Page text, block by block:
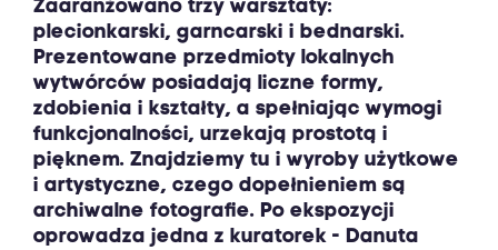
Zaaranżowano trzy warsztaty:
plecionkarski, garncarski i bednarski.
Prezentowane przedmioty lokalnych
wytwórców posiadają liczne formy,
zdobienia i kształty, a spełniając wymogi
funkcjonalności, urzekają prostotą i
pięknem. Znajdziemy tu i wyroby użytkowe
i artystyczne, czego dopełnieniem są
archiwalne fotografie. Po ekspozycji
oprowadza jedna z kuratorek - Danuta